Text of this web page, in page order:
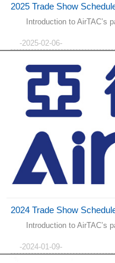
2025 Trade Show
Introduction to AirTAC’s
-2025-02-06-
2024 Trade Show
Introduction to AirTAC’s
-2024-01-09-